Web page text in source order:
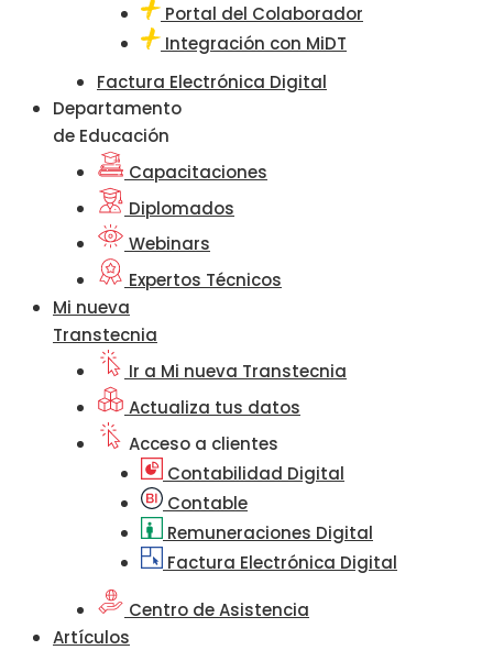
Portal del Colaborador
Integración con MiDT
Factura Electrónica Digital
Departamento
de Educación
Capacitaciones
Diplomados
Webinars
Expertos Técnicos
Mi nueva
Transtecnia
Ir a Mi nueva Transtecnia
Actualiza tus datos
Acceso a clientes
Contabilidad Digital
Contable
Remuneraciones Digital
Factura Electrónica Digital
Centro de Asistencia
Artículos